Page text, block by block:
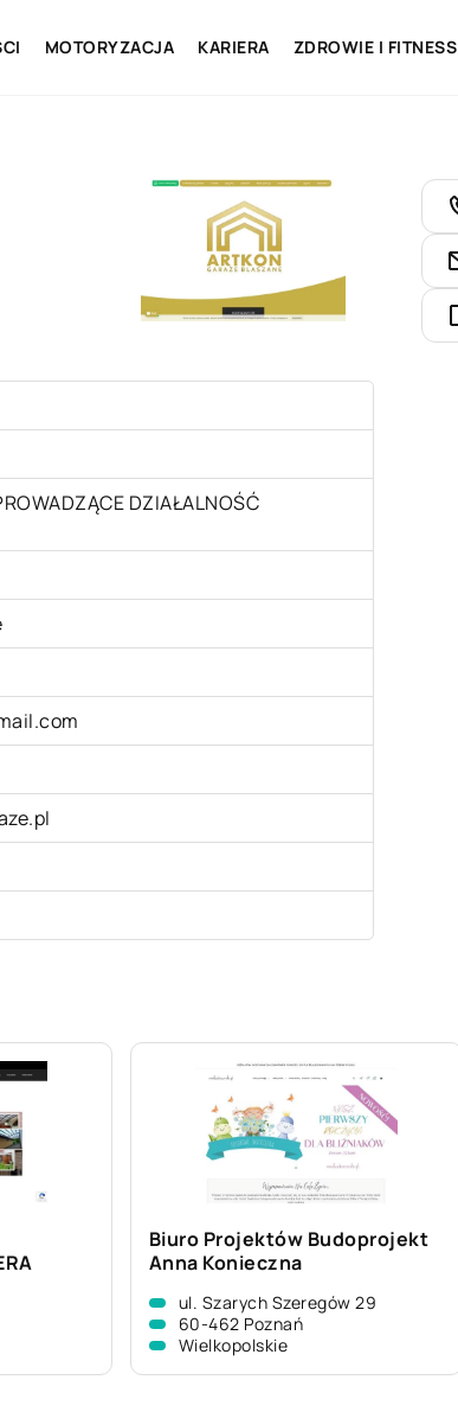
MOTORYZACJA KARIERA ZDROWIE I FITNESS
DZIAŁALNOŚĆ
Biuro Projektów Budoprojekt
Anna Konieczna
ul. Szarych Szeregów 29
60-462 Poznań
Wielkopolskie